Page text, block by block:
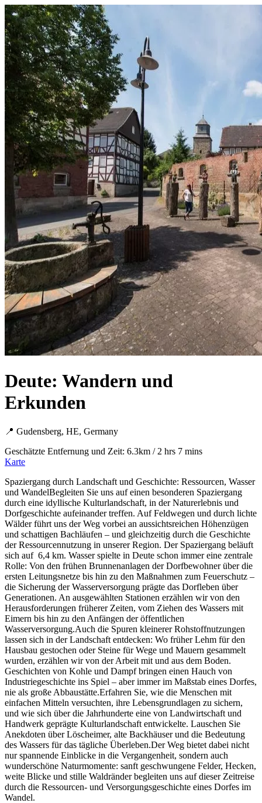
Deute: Wandern und
Erkunden
📍 Gudensberg, HE, Germany
Geschätzte Entfernung und Zeit: 6.3km / 2 hrs 7 mins
Karte
Spaziergang durch Landschaft und Geschichte: Ressourcen, Wasser
und WandelBegleiten Sie uns auf einen besonderen Spaziergang
durch eine idyllische Kulturlandschaft, in der Naturerlebnis und
Dorfgeschichte aufeinander treffen. Auf Feldwegen und durch lichte
Wälder führt uns der Weg vorbei an aussichtsreichen Höhenzügen
und schattigen Bachläufen – und gleichzeitig durch die Geschichte
der Ressourcennutzung in unserer Region. Der Spaziergang beläuft
sich auf 6,4 km. Wasser spielte in Deute schon immer eine zentrale
Rolle: Von den frühen Brunnenanlagen der Dorfbewohner über die
ersten Leitungsnetze bis hin zu den Maßnahmen zum Feuerschutz –
die Sicherung der Wasserversorgung prägte das Dorfleben über
Generationen. An ausgewählten Stationen erzählen wir von den
Herausforderungen früherer Zeiten, vom Ziehen des Wassers mit
Eimern bis hin zu den Anfängen der öffentlichen
Wasserversorgung.Auch die Spuren kleinerer Rohstoffnutzungen
lassen sich in der Landschaft entdecken: Wo früher Lehm für den
Hausbau gestochen oder Steine für Wege und Mauern gesammelt
wurden, erzählen wir von der Arbeit mit und aus dem Boden.
Geschichten von Kohle und Dampf bringen einen Hauch von
Industriegeschichte ins Spiel – aber immer im Maßstab eines Dorfes,
nie als große Abbaustätte.Erfahren Sie, wie die Menschen mit
einfachen Mitteln versuchten, ihre Lebensgrundlagen zu sichern,
und wie sich über die Jahrhunderte eine von Landwirtschaft und
Handwerk geprägte Kulturlandschaft entwickelte. Lauschen Sie
Anekdoten über Löscheimer, alte Backhäuser und die Bedeutung
des Wassers für das tägliche Überleben.Der Weg bietet dabei nicht
nur spannende Einblicke in die Vergangenheit, sondern auch
wunderschöne Naturmomente: sanft geschwungene Felder, Hecken,
weite Blicke und stille Waldränder begleiten uns auf dieser Zeitreise
durch die Ressourcen- und Versorgungsgeschichte eines Dorfes im
Wandel.